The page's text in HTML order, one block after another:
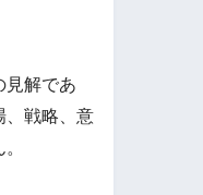
見解であ
、戦略、意